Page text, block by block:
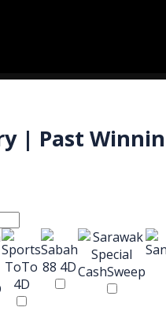
| Past